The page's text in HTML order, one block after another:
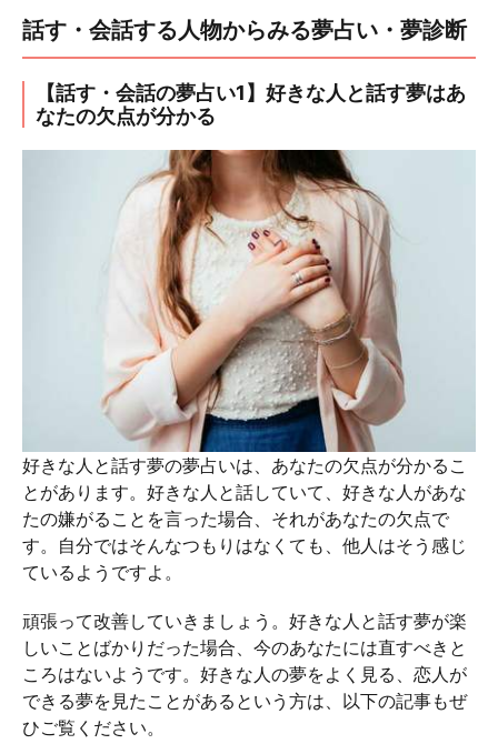
話す・会話する人物からみる夢占い・夢診断
【話す・会話の夢占い1】好きな人と話す夢はあ
なたの欠点が分かる
好きな人と話す夢の夢占いは、あなたの欠点が分かるこ
とがあります。好きな人と話していて、好きな人があな
たの嫌がることを言った場合、それがあなたの欠点で
す。自分ではそんなつもりはなくても、他人はそう感じ
ているようですよ。
頑張って改善していきましょう。好きな人と話す夢が楽
しいことばかりだった場合、今のあなたには直すべきと
ころはないようです。好きな人の夢をよく見る、恋人が
できる夢を見たことがあるという方は、以下の記事もぜ
ひご覧ください。